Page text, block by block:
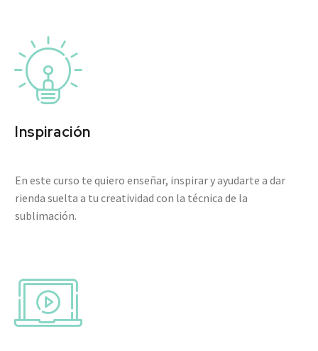


Inspiración
En este curso te quiero enseñar, inspirar y ayudarte a dar
rienda suelta a tu creatividad con la técnica de la
sublimación.

